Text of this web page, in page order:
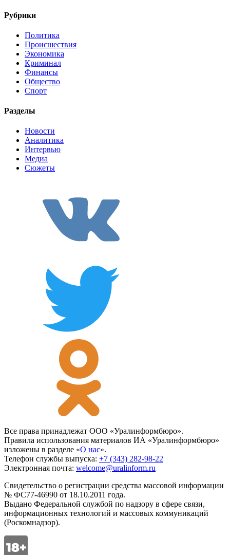
Рубрики
Политика
Происшествия
Экономика
Криминал
Финансы
Общество
Спорт
Разделы
Новости
Аналитика
Интервью
Медиа
Сюжеты
Все права принадлежат ООО «Уралинформбюро».
Правила использования материалов ИА «Уралинформбюро»
изложены в разделе «О нас».
Телефон службы выпуска: +7 (343) 282-98-22
Электронная почта: welcome@uralinform.ru
Свидетельство о регистрации средства массовой информации
№ ФС77-46990 от 18.10.2011 года.
Выдано Федеральной службой по надзору в сфере связи,
информационных технологий и массовых коммуникаций
(Роскомнадзор).